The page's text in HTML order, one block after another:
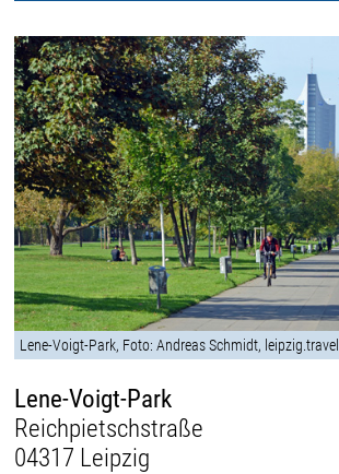
Lene-Voigt-Park, Foto: Andreas Schmidt, leipzig.travel
Lene-Voigt-Park
Reichpietschstraße
04317 Leipzig